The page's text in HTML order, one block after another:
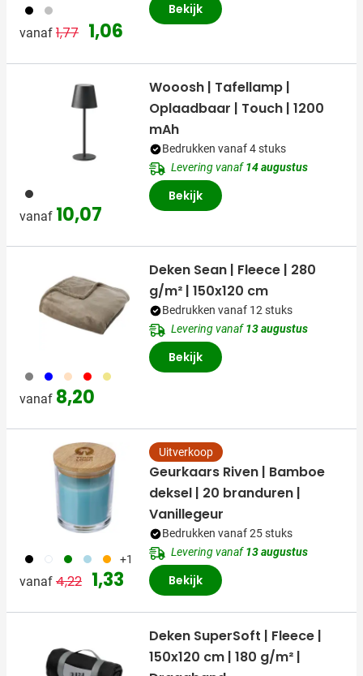
001 032
vanaf Normale prijs
1,77 Speciale prijs
1,06
Bekijk
001
vanaf 10,07
Wooosh | Tafellamp |
Oplaadbaar | Touch | 1200
mAh
Bedrukken vanaf 4 stuks
Levering vanaf14 augustus
Bekijk
003 005 357 008 273
vanaf 8,20
Deken Sean | Fleece | 280
g/m² | 150x120 cm
Bedrukken vanaf 12 stuks
Levering vanaf13 augustus
Bekijk
001 002 004 018 007 +1
vanaf Normale prijs
4,22 Speciale prijs
1,33
Uitverkoop
Geurkaars Riven | Bamboe
deksel | 20 branduren |
Vanillegeur
Bedrukken vanaf 25 stuks
Levering vanaf13 augustus
Bekijk
Deken SuperSoft | Fleece |
150x120 cm | 180 g/m² |